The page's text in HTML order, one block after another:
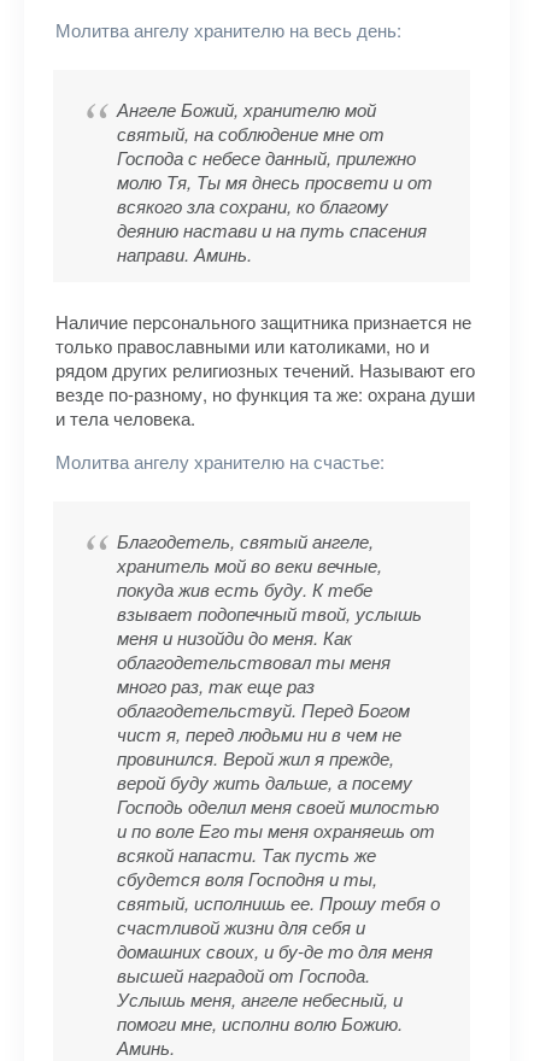
Молитва ангелу хранителю на весь день:
Ангеле Божий, хранителю мой
святый, на соблюдение мне от
Господа с небесе данный, прилежно
молю Тя, Ты мя днесь просвети и от
всякого зла сохрани, ко благому
деянию настави и на путь спасения
направи. Аминь.
Наличие персонального защитника признается не
только православными или католиками, но и
рядом других религиозных течений. Называют его
везде по-разному, но функция та же: охрана души
и тела человека.
Молитва ангелу хранителю на счастье:
Благодетель, святый ангеле,
хранитель мой во веки вечные,
покуда жив есть буду. К тебе
взывает подопечный твой, услышь
меня и низойди до меня. Как
облагодетельствовал ты меня
много раз, так еще раз
облагодетельствуй. Перед Богом
чист я, перед людьми ни в чем не
провинился. Верой жил я прежде,
верой буду жить дальше, а посему
Господь оделил меня своей милостью
и по воле Его ты меня охраняешь от
всякой напасти. Так пусть же
сбудется воля Господня и ты,
святый, исполнишь ее. Прошу тебя о
счастливой жизни для себя и
домашних своих, и бу-де то для меня
высшей наградой от Господа.
Услышь меня, ангеле небесный, и
помоги мне, исполни волю Божию.
Аминь.